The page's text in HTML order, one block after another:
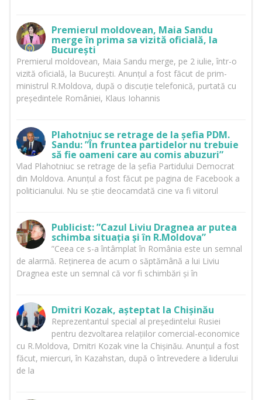
Premierul moldovean, Maia Sandu
merge în prima sa vizită oficială, la
București
Premierul moldovean, Maia Sandu merge, pe 2 iulie, într-o
vizită oficială, la București. Anunțul a fost făcut de prim-
ministrul R.Moldova, după o discuție telefonică, purtată cu
președintele României, Klaus Iohannis
Plahotniuc se retrage de la șefia PDM.
Sandu: ”În fruntea partidelor nu trebuie
să fie oameni care au comis abuzuri”
Vlad Plahotniuc se retrage de la șefia Partidului Democrat
din Moldova. Anunțul a fost făcut pe pagina de Facebook a
politicianului. Nu se știe deocamdată cine va fi viitorul
Publicist: ”Cazul Liviu Dragnea ar putea
schimba situația și în R.Moldova”
”Ceea ce s-a întâmplat în România este un semnal
de alarmă. Reținerea de acum o săptămână a lui Liviu
Dragnea este un semnal că vor fi schimbări și în
Dmitri Kozak, așteptat la Chișinău
Reprezentantul special al președintelui Rusiei
pentru dezvoltarea relațiilor comercial-economice
cu R.Moldova, Dmitri Kozak vine la Chișinău. Anunțul a fost
făcut, miercuri, în Kazahstan, după o întrevedere a liderului
de la